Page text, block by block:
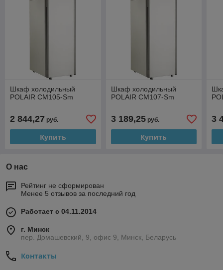
Шкаф холодильный
POLAIR CM105-Sm
2 844,27 руб.
Купить
Шкаф холодильный
POLAIR CM107-Sm
3 189,25руб.
Купить
3
О нас
Рейтинг не сформирован
Менее 5 отзывов за последний год
Работает с 04.11.2014
г. Минск
пер. Домашевский, 9, офис 9, Минск, Беларусь
Контакты